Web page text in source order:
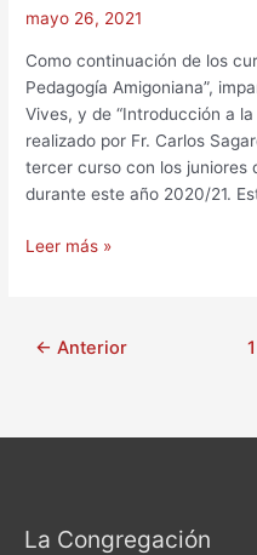
mayo 26, 2021
Como continuación de los
Pedagogía Amigoniana”,
Vives, y de “Introducción a la
realizado por Fr. Carlos
tercer curso con los juniores
durante este año 2020/21.
los
juniores
del
Buen
Pastor
Leer más »
← Anterior 1
La Congregación